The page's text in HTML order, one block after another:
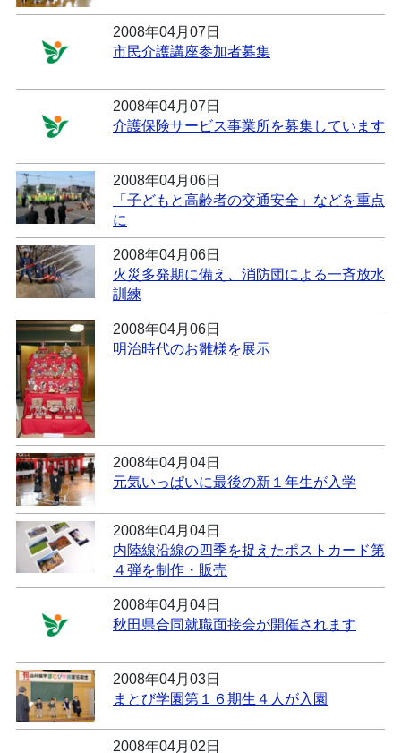
2008年04月07日
市民介護講座参加者募集
2008年04月07日
介護保険サービス事業所を募集しています
2008年04月06日
「子どもと高齢者の交通安全」などを重点
に
2008年04月06日
火災多発期に備え、消防団による一斉放水
訓練
2008年04月06日
明治時代のお雛様を展示
2008年04月04日
元気いっぱいに最後の新１年生が入学
2008年04月04日
内陸線沿線の四季を捉えたポストカード第
４弾を制作・販売
2008年04月04日
秋田県合同就職面接会が開催されます
2008年04月03日
まとび学園第１６期生４人が入園
2008年04月02日